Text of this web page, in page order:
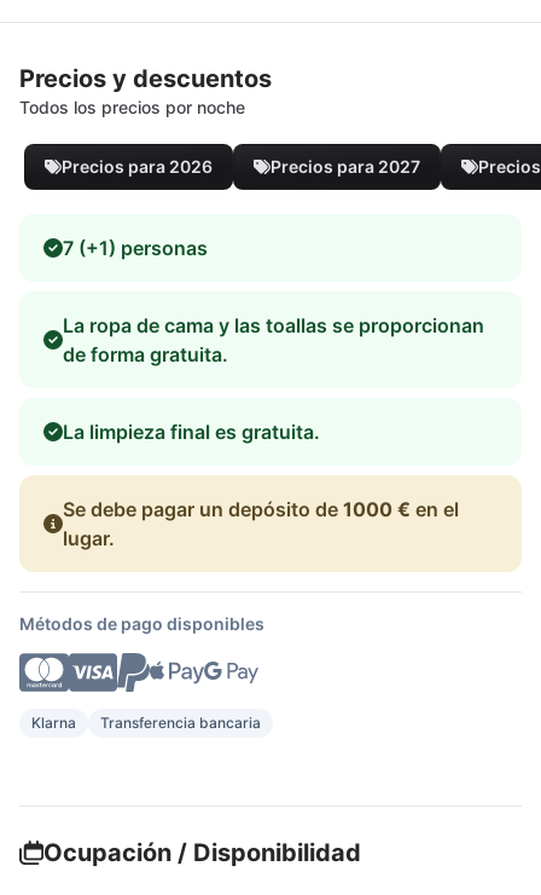
Precios y descuentos
Todos los precios por noche
Precios para 2026 Precios para 2027
7 (+1) personas
La ropa de cama y las toallas se proporcionan
de forma gratuita.
La limpieza final es gratuita.
Se debe pagar un depósito de 1000 € en el
lugar.
Métodos de pago disponibles
Klarna Transferencia bancaria
Ocupación / Disponibilidad